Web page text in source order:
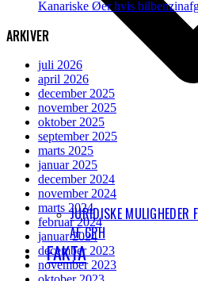
JURIDISKE MULIGHEDER
AF CPH
FAKTA
Kanariske Øer hvis
ARKIVER
juli 2026
april 2026
december 2025
november 2025
oktober 2025
september 2025
marts 2025
januar 2025
december 2024
november 2024
marts 2024
februar 2024
januar 2024
december 2023
november 2023